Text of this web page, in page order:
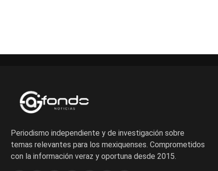
Periodismo independiente y de investigación sobre
temas relevantes para los mexiquenses. Comprometidos
con la información veraz y oportuna desde 2015.